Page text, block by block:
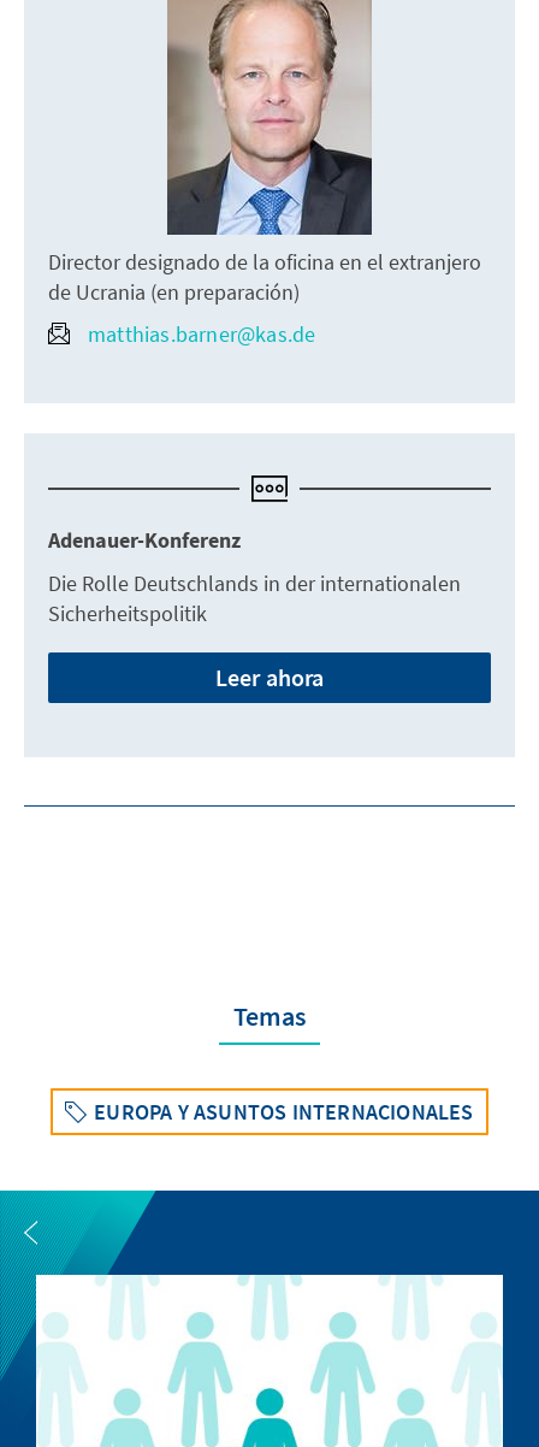
Director designado de la oficina en el extranjero
de Ucrania (en preparación)
matthias.barner@kas.de
Adenauer-Konferenz
Die Rolle Deutschlands in der internationalen
Sicherheitspolitik
Leer ahora
Temas
EUROPA Y ASUNTOS INTERNACIONALES